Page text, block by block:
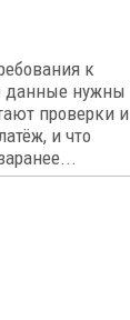
к
данные нужны
проверки и
и что